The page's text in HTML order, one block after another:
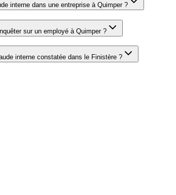
interne dans une entreprise à Quimper ?
sur un employé à Quimper ?
interne constatée dans le Finistère ?